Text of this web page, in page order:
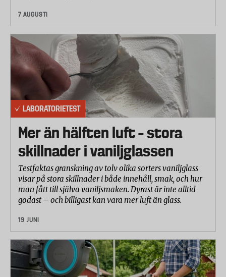
7 AUGUSTI
LABORATORIETEST
Mer än hälften luft – stora
skillnader i vaniljglassen
Testfaktas granskning av tolv olika sorters vaniljglass
visar på stora skillnader i både innehåll, smak, och hur
man fått till själva vaniljsmaken. Dyrast är inte alltid
godast – och billigast kan vara mer luft än glass.
19 JUNI